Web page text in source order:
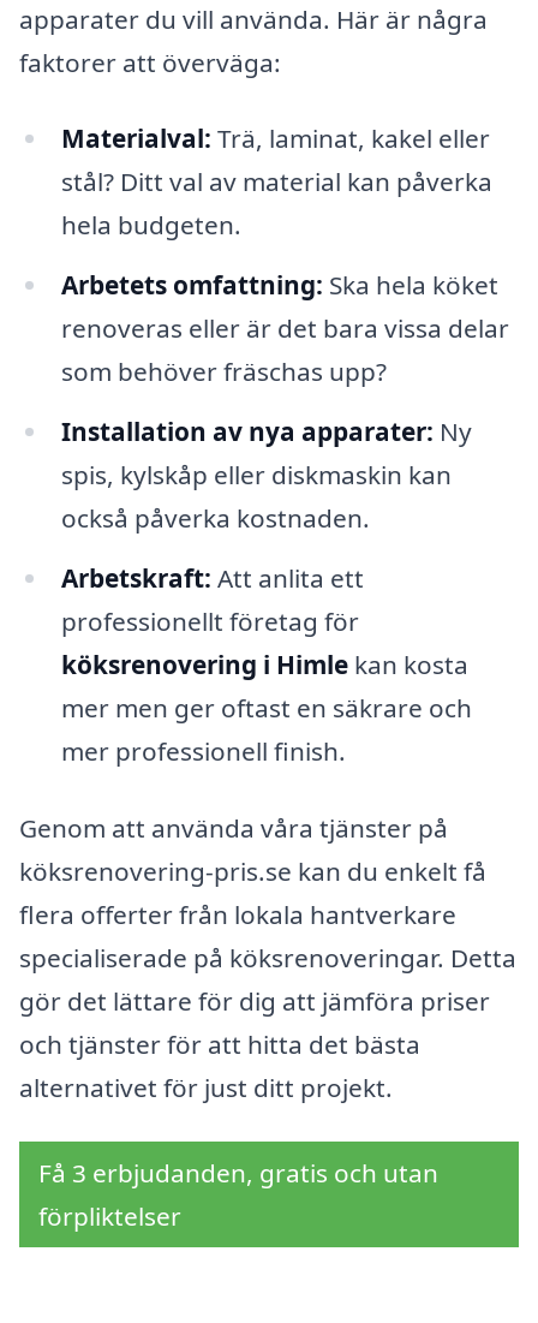
apparater du vill använda. Här är några
faktorer att överväga:
Materialval: Trä, laminat, kakel eller
stål? Ditt val av material kan påverka
hela budgeten.
Arbetets omfattning: Ska hela köket
renoveras eller är det bara vissa delar
som behöver fräschas upp?
Installation av nya apparater: Ny
spis, kylskåp eller diskmaskin kan
också påverka kostnaden.
Arbetskraft: Att anlita ett
professionellt företag för
köksrenovering i Himlekan kosta
mer men ger oftast en säkrare och
mer professionell finish.
Genom att använda våra tjänster på
köksrenovering-pris.se kan du enkelt få
flera offerter från lokala hantverkare
specialiserade på köksrenoveringar. Detta
gör det lättare för dig att jämföra priser
och tjänster för att hitta det bästa
alternativet för just ditt projekt.
Få 3 erbjudanden, gratis och utan
förpliktelser